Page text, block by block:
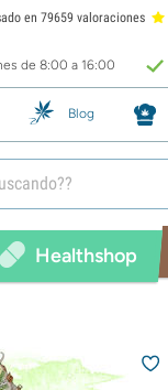
en 79659 valoraciones
de 8:00 a 16:00
Blog
Healthshop